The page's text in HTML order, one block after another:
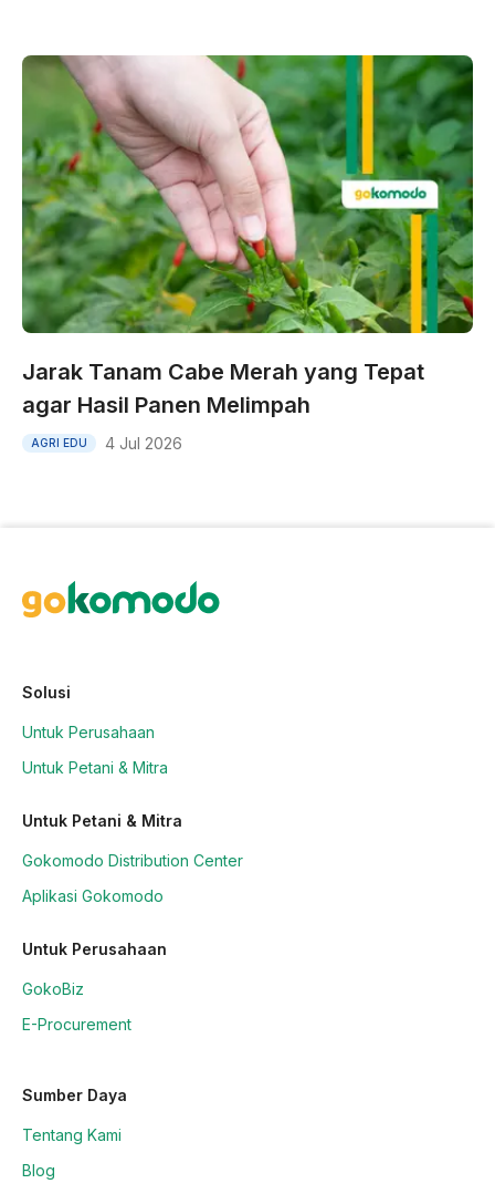
Jarak Tanam Cabe Merah yang Tepat
agar Hasil Panen Melimpah
AGRI EDU 4 Jul 2026
Solusi
Untuk Perusahaan
Untuk Petani & Mitra
Untuk Petani & Mitra
Gokomodo Distribution Center
Aplikasi Gokomodo
Untuk Perusahaan
GokoBiz
E-Procurement
Sumber Daya
Tentang Kami
Blog